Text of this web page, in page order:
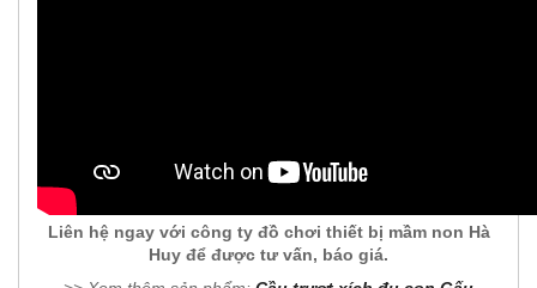
Liên hệ ngay với công ty đồ chơi thiết bị mầm non Hà
Huy để được tư vấn, báo giá.